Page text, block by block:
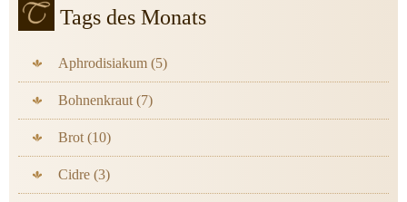
Tags des Monats
Aphrodisiakum (5)
Bohnenkraut (7)
Brot (10)
Cidre (3)